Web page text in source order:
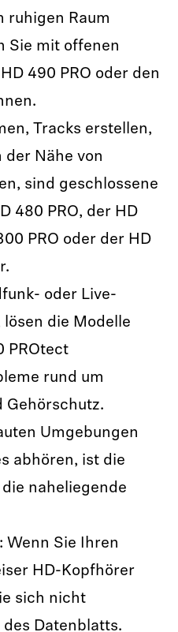
ruhigen Raum
Sie mit offenen
490 PRO oder den
Tracks erstellen,
Nähe von
sind geschlossene
480 PRO, der HD
PRO oder der HD
oder Live-
die Modelle
PROtect
rund um
Gehörschutz.
Umgebungen
abhören, ist die
naheliegende
Wenn Sie Ihren
HD-Kopfhörer
sich nicht
Datenblatts.